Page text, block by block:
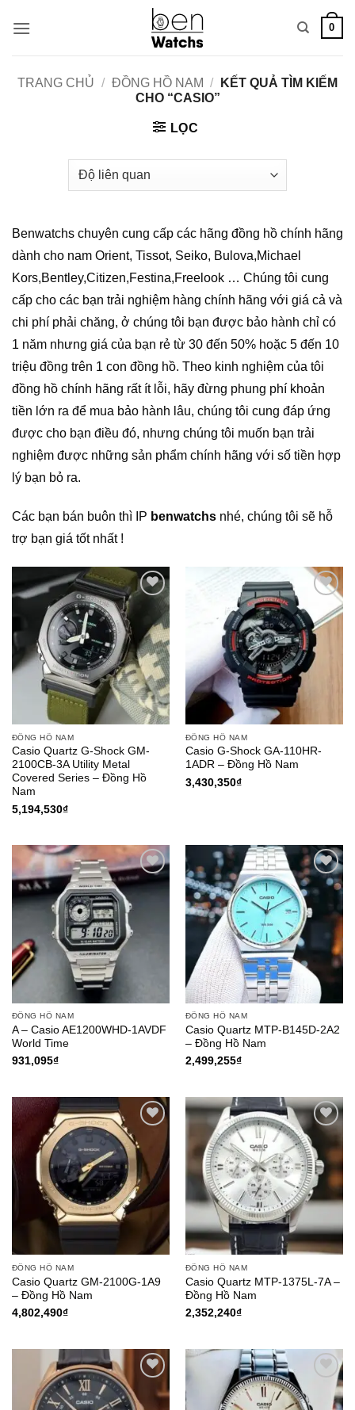
qua
nội
dung
0
TRANG CHỦ / ĐỒNG HỒ NAM /
KẾT QUẢ TÌM KIẾM
CHO “CASIO”
LỌC
Benwatchs chuyên cung cấp các hãng đồng hồ chính hãng
dành cho nam Orient, Tissot, Seiko, Bulova,Michael
Kors,Bentley,Citizen,Festina,Freelook … Chúng tôi cung
cấp cho các bạn trải nghiệm hàng chính hãng với giá cả và
chi phí phải chăng, ở chúng tôi bạn được bảo hành chỉ có
1 năm nhưng giá của bạn rẻ từ 30 đến 50% hoặc 5 đến 10
triệu đồng trên 1 con đồng hồ. Theo kinh nghiệm của tôi
đồng hồ chính hãng rất ít lỗi, hãy đừng phung phí khoản
tiền lớn ra để mua bảo hành lâu, chúng tôi cung đáp ứng
được cho bạn điều đó, nhưng chúng tôi muốn bạn trải
nghiệm được những sản phẩm chính hãng với số tiền hợp
lý bạn bỏ ra.
Các bạn bán buôn thì IP benwatchs nhé, chúng tôi sẽ hỗ
trợ bạn giá tốt nhất !
Wishlist
ĐỒNG HỒ NAM
Casio Quartz G-Shock GM-
2100CB-3A Utility Metal
Covered Series – Đồng Hồ
Nam
5,194,530₫
Wishlist
ĐỒNG HỒ NAM
Casio G-Shock GA-110HR-
1ADR – Đồng Hồ Nam
3,430,350₫
Add to
ĐỒNG HỒ NAM
A – Casio AE1200WHD-1AVDF
World Time
931,095₫
Add to
Wishlist
ĐỒNG HỒ NAM
Casio Quartz MTP-B145D-2A2
– Đồng Hồ Nam
2,499,255₫
Add to
Wishlist
ĐỒNG HỒ NAM
Casio Quartz GM-2100G-1A9
– Đồng Hồ Nam
4,802,490₫
Add to
Wishlist
ĐỒNG HỒ NAM
Casio Quartz MTP-1375L-7A –
Đồng Hồ Nam
2,352,240₫
Add to
Wishlist
Wishlist